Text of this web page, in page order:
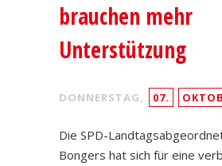
brauchen mehr
Unterstützung
DONNERSTAG, 07.
Die SPD-
Bongers hat sich für eine